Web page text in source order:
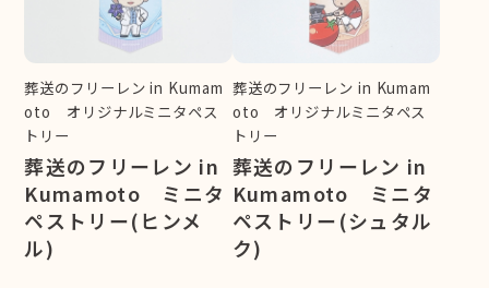
葬送のフリーレン in Kumam
oto オリジナルミニタペス
トリー
葬送のフリーレン in
Kumamoto ミニタ
ペストリー(ヒンメ
ル)
葬送のフリーレン in Kumam
oto オリジナルミニタペス
トリー
葬送のフリーレン in
Kumamoto ミニタ
ペストリー(シュタル
ク)